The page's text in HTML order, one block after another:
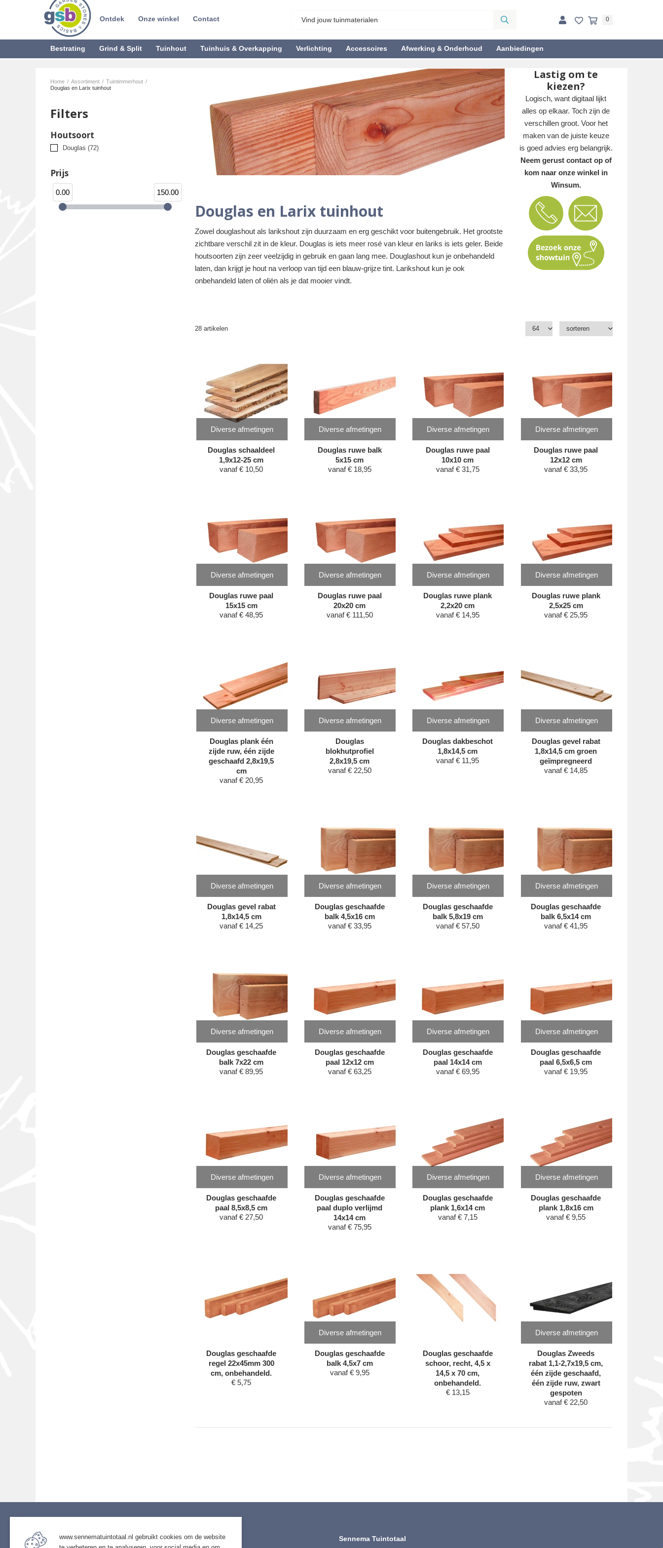
Ontdek Onze winkel Contact 0
Bestrating Grind & Split Tuinhout Tuinhuis & Overkapping Verlichting Accessoires Afwerking & Onderhoud Aanbiedingen
Home / Assortiment / Tuintimmerhout /
Douglas en Larix tuinhout
Filters
Houtsoort
Douglas (72)
Prijs
0.00 150.00
Douglas en Larix tuinhout
Zowel douglashout als larikshout zijn duurzaam en erg geschikt voor buitengebruik. Het grootste
zichtbare verschil zit in de kleur. Douglas is iets meer rosé van kleur en lariks is iets geler. Beide
houtsoorten zijn zeer veelzijdig in gebruik en gaan lang mee. Douglashout kun je onbehandeld
laten, dan krijgt je hout na verloop van tijd een blauw-grijze tint. Larikshout kun je ook
onbehandeld laten of oliën als je dat mooier vindt.
Lastig om te
kiezen?
Logisch, want digitaal lijkt
alles op elkaar. Toch zijn de
verschillen groot. Voor het
maken van de juiste keuze
is goed advies erg belangrijk.
Neem gerust contact op of
kom naar onze winkel in
Winsum.
28 artikelen
Diverse afmetingen
Douglas schaaldeel
1,9x12-25 cm
vanaf € 10,50
Diverse afmetingen
Douglas ruwe balk
5x15 cm
vanaf € 18,95
Diverse afmetingen
Douglas ruwe paal
10x10 cm
vanaf € 31,75
Diverse afmetingen
Douglas ruwe paal
12x12 cm
vanaf € 33,95
Diverse afmetingen
Douglas ruwe paal
15x15 cm
vanaf € 48,95
Diverse afmetingen
Douglas ruwe paal
20x20 cm
vanaf € 111,50
Diverse afmetingen
Douglas ruwe plank
2,2x20 cm
vanaf € 14,95
Diverse afmetingen
Douglas ruwe plank
2,5x25 cm
vanaf € 25,95
Diverse afmetingen
Douglas plank één
zijde ruw, één zijde
geschaafd 2,8x19,5
cm
vanaf € 20,95
Diverse afmetingen
Douglas
blokhutprofiel
2,8x19,5 cm
vanaf € 22,50
Diverse afmetingen
Douglas dakbeschot
1,8x14,5 cm
vanaf € 11,95
Diverse afmetingen
Douglas gevel rabat
1,8x14,5 cm groen
geïmpregneerd
vanaf € 14,85
Diverse afmetingen
Douglas gevel rabat
1,8x14,5 cm
vanaf € 14,25
Diverse afmetingen
Douglas geschaafde
balk 4,5x16 cm
vanaf € 33,95
Diverse afmetingen
Douglas geschaafde
balk 5,8x19 cm
vanaf € 57,50
Diverse afmetingen
Douglas geschaafde
balk 6,5x14 cm
vanaf € 41,95
Diverse afmetingen
Douglas geschaafde
balk 7x22 cm
vanaf € 89,95
Diverse afmetingen
Douglas geschaafde
paal 12x12 cm
vanaf € 63,25
Diverse afmetingen
Douglas geschaafde
paal 14x14 cm
vanaf € 69,95
Diverse afmetingen
Douglas geschaafde
paal 6,5x6,5 cm
vanaf € 19,95
Diverse afmetingen
Douglas geschaafde
paal 8,5x8,5 cm
vanaf € 27,50
Diverse afmetingen
Douglas geschaafde
paal duplo verlijmd
14x14 cm
vanaf € 75,95
Diverse afmetingen
Douglas geschaafde
plank 1,6x14 cm
vanaf € 7,15
Diverse afmetingen
Douglas geschaafde
plank 1,8x16 cm
vanaf € 9,55
Douglas geschaafde
regel 22x45mm 300
cm, onbehandeld.
€ 5,75
Diverse afmetingen
Douglas geschaafde
balk 4,5x7 cm
vanaf € 9,95
Douglas geschaafde
schoor, recht, 4,5 x
14,5 x 70 cm,
onbehandeld.
€ 13,15
Diverse afmetingen
Douglas Zweeds
rabat 1,1-2,7x19,5 cm,
één zijde geschaafd,
één zijde ruw, zwart
gespoten
vanaf € 22,50
Service Assortiment Sennema Tuintotaal
www.sennematuintotaal.nl gebruikt cookies om de website